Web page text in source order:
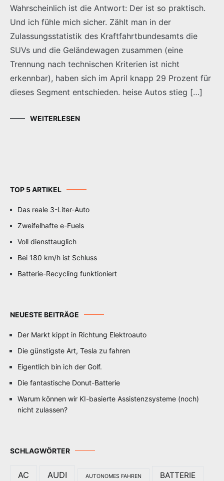
Wahrscheinlich ist die Antwort: Der ist so praktisch.
Und ich fühle mich sicher. Zählt man in der
Zulassungsstatistik des Kraftfahrtbundesamts die
SUVs und die Geländewagen zusammen (eine
Trennung nach technischen Kriterien ist nicht
erkennbar), haben sich im April knapp 29 Prozent für
dieses Segment entschieden. heise Autos stieg […]
WEITERLESEN
TOP 5 ARTIKEL
Das reale 3-Liter-Auto
Zweifelhafte e-Fuels
Voll diensttauglich
Bei 180 km/h ist Schluss
Batterie-Recycling funktioniert
NEUESTE BEITRÄGE
Der Markt kippt in Richtung Elektroauto
Die günstigste Art, Tesla zu fahren
Eigentlich bin ich der Golf.
Die fantastische Donut-Batterie
Warum können wir KI-basierte Assistenzsysteme (noch)
nicht zulassen?
SCHLAGWÖRTER
AC AUDI AUTONOMES FAHREN BATTERIE